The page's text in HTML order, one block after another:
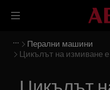
Перални машини
Цикълът на измиване е